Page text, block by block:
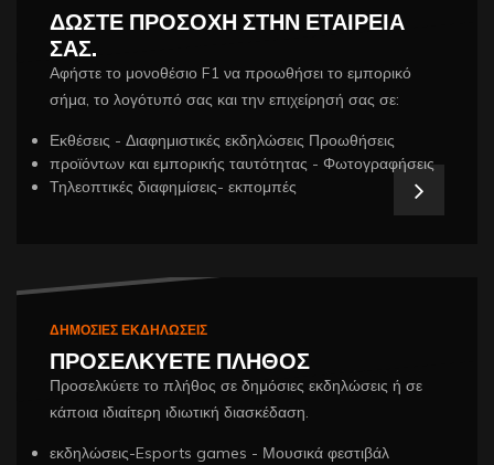
ΔΩΣΤΕ ΠΡΟΣΟΧΗ ΣΤΗΝ ΕΤΑΙΡΕΙΑ
ΣΑΣ.
Αφήστε το μονοθέσιο F1 να προωθήσει το εμπορικό
σήμα, το λογότυπό σας και την επιχείρησή σας σε:
Εκθέσεις - Διαφημιστικές εκδηλώσεις Προωθήσεις
προϊόντων και εμπορικής ταυτότητας - Φωτογραφήσεις
Τηλεοπτικές διαφημίσεις- εκπομπές
ΔΗΜΟΣΙΕΣ ΕΚΔΗΛΩΣΕΙΣ
ΠΡΟΣΕΛΚΥΕΤΕ ΠΛΗΘΟΣ
Προσελκύετε το πλήθος σε δημόσιες εκδηλώσεις ή σε
κάποια ιδιαίτερη ιδιωτική διασκέδαση.
εκδηλώσεις-Esports games - Μουσικά φεστιβάλ